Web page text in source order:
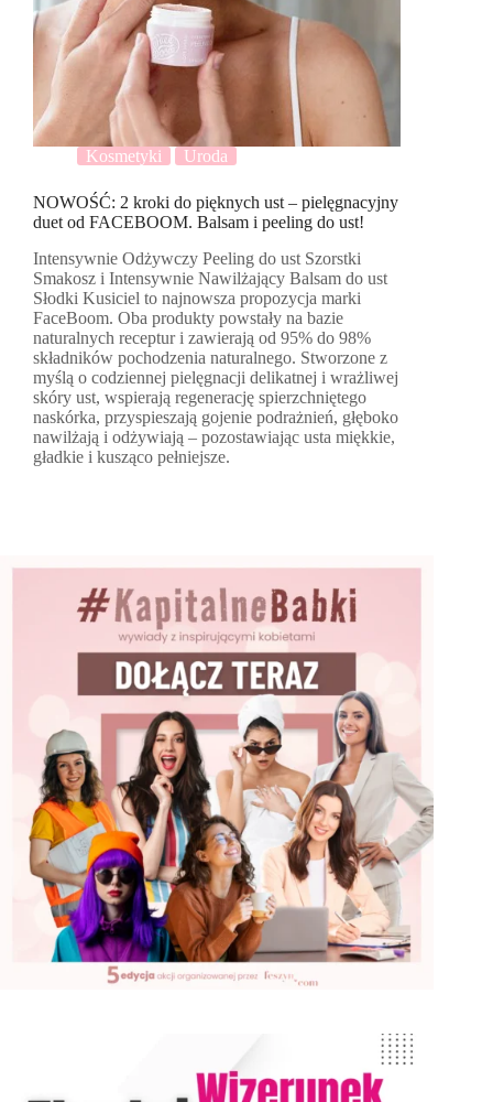
Kosmetyki Uroda
NOWOŚĆ: 2 kroki do pięknych ust – pielęgnacyjny
duet od FACEBOOM. Balsam i peeling do ust!
Intensywnie Odżywczy Peeling do ust Szorstki
Smakosz i Intensywnie Nawilżający Balsam do ust
Słodki Kusiciel to najnowsza propozycja marki
FaceBoom. Oba produkty powstały na bazie
naturalnych receptur i zawierają od 95% do 98%
składników pochodzenia naturalnego. Stworzone z
myślą o codziennej pielęgnacji delikatnej i wrażliwej
skóry ust, wspierają regenerację spierzchniętego
naskórka, przyspieszają gojenie podrażnień, głęboko
nawilżają i odżywiają – pozostawiając usta miękkie,
gładkie i kusząco pełniejsze.